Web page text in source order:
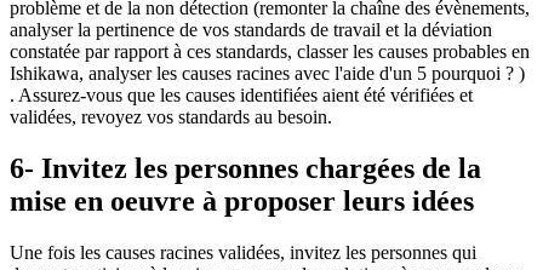
problème et de la non détection (remonter la chaîne des évènements,
analyser la pertinence de vos standards de travail et la déviation
constatée par rapport à ces standards, classer les causes probables en
Ishikawa, analyser les causes racines avec l'aide d'un 5 pourquoi ? )
. Assurez-vous que les causes identifiées aient été vérifiées et
validées, revoyez vos standards au besoin.
6- Invitez les personnes chargées de la
mise en oeuvre à proposer leurs idées
Une fois les causes racines validées, invitez les personnes qui